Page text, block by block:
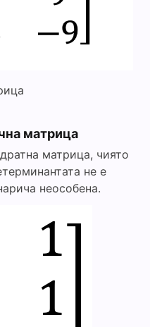
матрица
матрица, чиято
не е
неособена.